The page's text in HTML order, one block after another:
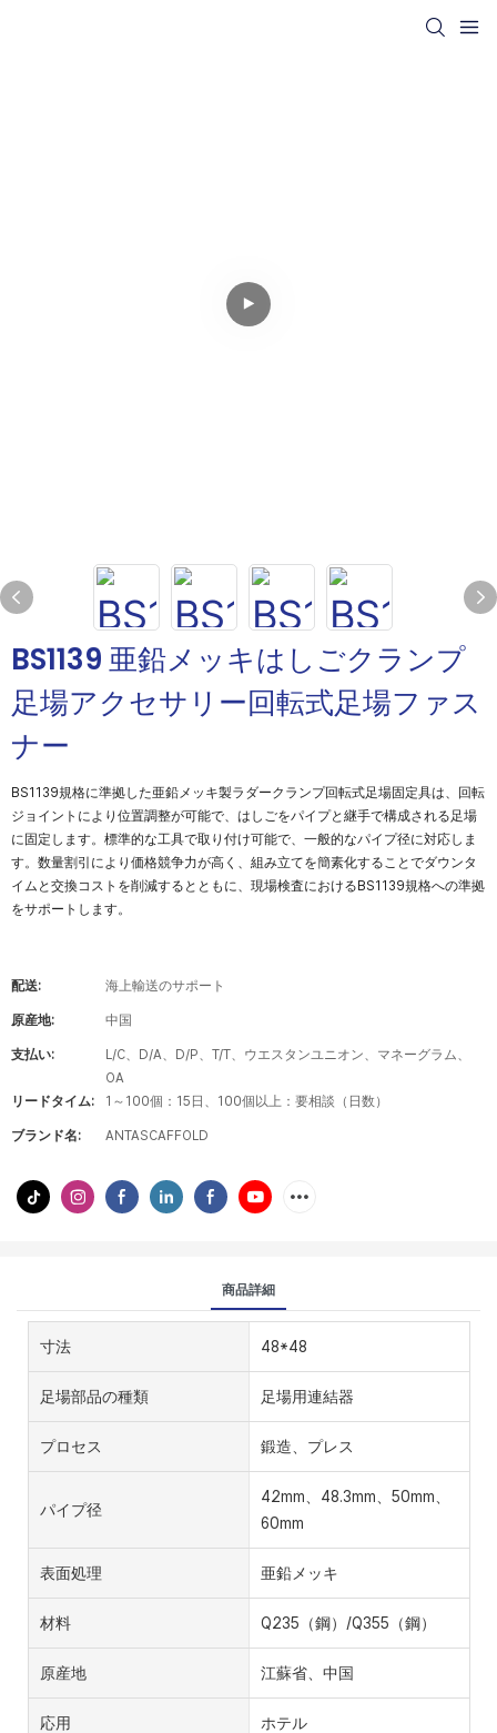
BS1139 亜鉛メッキはしごクランプ
足場アクセサリー回転式足場ファス
ナー
BS1139規格に準拠した亜鉛メッキ製ラダークランプ回転式足場固定具は、回転
ジョイントにより位置調整が可能で、はしごをパイプと継手で構成される足場
に固定します。標準的な工具で取り付け可能で、一般的なパイプ径に対応しま
す。数量割引により価格競争力が高く、組み立てを簡素化することでダウンタ
イムと交換コストを削減するとともに、現場検査におけるBS1139規格への準拠
をサポートします。
配送: 海上輸送のサポート
原産地: 中国
支払い:
L/C、D/A、D/P、T/T、ウエスタンユニオン、マネーグラム、
OA
リードタイム:
1～100個：15日、100個以上：要相談（日数）
ブランド名: ANTASCAFFOLD
商品詳細
寸法 48*48
足場部品の種類 足場用連結器
プロセス 鍛造、プレス
パイプ径
42mm、48.3mm、50mm、
60mm
表面処理 亜鉛メッキ
材料 Q235（鋼）/Q355（鋼）
原産地 江蘇省、中国
応用 ホテル